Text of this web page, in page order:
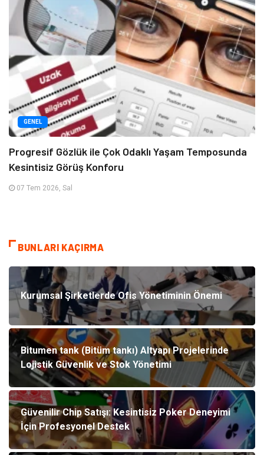
GENEL
Progresif Gözlük ile Çok Odaklı Yaşam Temposunda
Kesintisiz Görüş Konforu
07 Tem 2026, Sal
BUNLARI KAÇIRMA
Kurumsal Şirketlerde Ofis Yönetiminin Önemi
Bitumen tank (Bitüm tankı) Altyapı Projelerinde
Lojistik Güvenlik ve Stok Yönetimi
Güvenilir Chip Satışı: Kesintisiz Poker Deneyimi
İçin Profesyonel Destek